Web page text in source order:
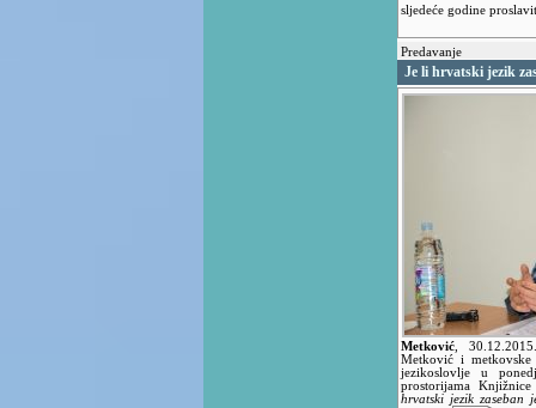
sljedeće godine
Predavanje
Je li hrvatski jezik
Metković
Metković i
jezikoslovlje u
prostorijama
hrvatski jezik zaseban